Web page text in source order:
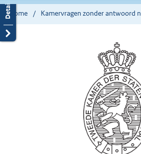
Home Kamervragen zonder antwoord